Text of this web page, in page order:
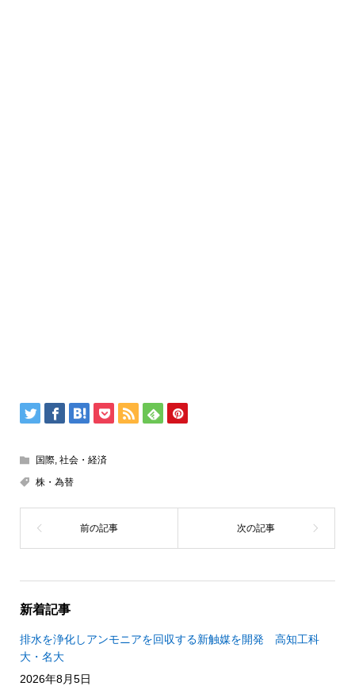
国際, 社会・経済
株・為替
新着記事
排水を浄化しアンモニアを回収する新触媒を開発 高知工科
大・名大
2026年8月5日